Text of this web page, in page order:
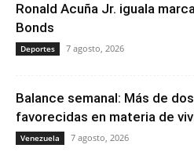
Ronald Acuña Jr. iguala
Bonds
Deportes 7 agosto, 2026
Balance semanal: Más de
favorecidas en materia de
Venezuela 7 agosto, 2026